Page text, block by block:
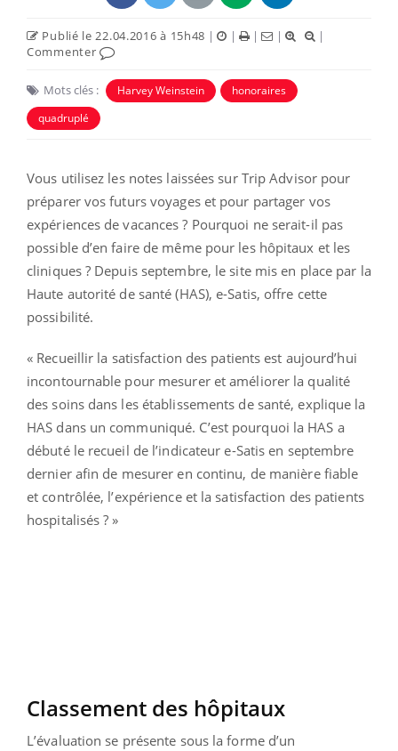
Publié le 22.04.2016 à 15h48 | | | |
|
Commenter
Mots clés : Harvey Weinstein
honoraires
quadruplé
Vous utilisez les notes laissées sur Trip Advisor pour
préparer vos futurs voyages et pour partager vos
expériences de vacances ? Pourquoi ne serait-il pas
possible d’en faire de même pour les hôpitaux et les
cliniques ? Depuis septembre, le site mis en place par la
Haute autorité de santé (HAS), e-Satis, offre cette
possibilité.
« Recueillir la satisfaction des patients est aujourd’hui
incontournable pour mesurer et améliorer la qualité
des soins dans les établissements de santé, explique la
HAS dans un communiqué. C’est pourquoi la HAS a
débuté le recueil de l’indicateur e-Satis en septembre
dernier afin de mesurer en continu, de manière fiable
et contrôlée, l’expérience et la satisfaction des patients
hospitalisés ? »
Classement des hôpitaux
L’évaluation se présente sous la forme d’un